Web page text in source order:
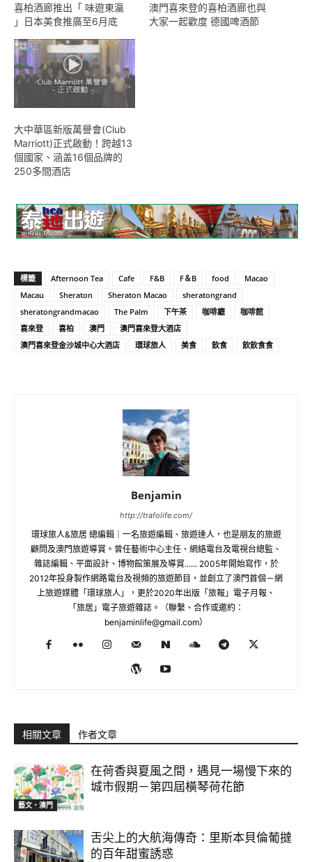
喜柏酒廊推出「 味遊東瀛
」日本美食推廣至6月底
澳門喜來登的喜柏酒廊也與
大家一起歡度 德國啤酒節
大中華區新版萬譽會(Club
Marriott)正式啟動！跨越13
個國家、涵盖16個品牌的
250多間酒店
標籤 Afternoon Tea Cafe F&B F＆B food
Macao
Macau
Sheraton Sheraton Macao
sheratongrand
sheratongrandmacao
The Palm 下午茶 咖啡廳
咖啡館
喜來登
喜柏 澳門
澳門喜來登大酒店
澳門喜來登金沙城中心大酒店
環球旅人 美食 飲食 飲飲食食
Benjamin
http://trafolife.com/
環球旅人&旅居 總編輯｜一名旅遊編輯、旅遊達人，也是朋友的旅遊
顧問及澳門旅遊導賞。曾任藝術中心主任、網絡電台及電視台總監、
雜誌編輯、平面設計、博物館策展及導賞...... 2005年開始寫作，於
2012年投身製作網路電台及視頻的旅遊節目，並創立了澳門首個－網
上旅遊媒體「環球旅人」，更於2020年出版「旅報」電子月報、
「旅居」電子旅遊雜誌。（聯繫、合作或邀約：
benjaminlife@gmail.com）
相關文章 作者文章
藝文‧澳門
在荷香與夏風之間，遇見一場慢下來的
城市假期－第四屆橫琴荷花節
舌尖上的大航海傳奇：里斯本貝倫葡撻
的百年甜蜜誘惑